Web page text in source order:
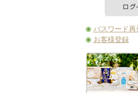
パスワード再
お客様登録